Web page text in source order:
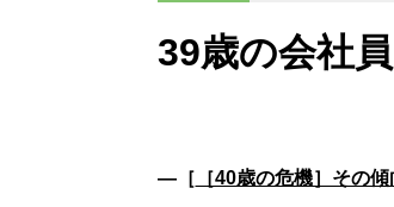
39歳の会社
―［ ［40歳の危機］その